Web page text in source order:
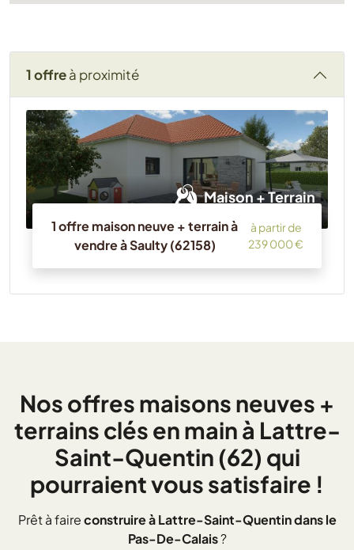
1 offreà proximité
Maison + Terrain
1 offre maison neuve + terrain à
vendre à Saulty (62158)
à partir de
239 000 €
Nos offres maisons neuves +
terrains clés en main à Lattre-
Saint-Quentin (62) qui
pourraient vous satisfaire !
Prêt à faireconstruire à Lattre-Saint-Quentin dans le
Pas-De-Calais?